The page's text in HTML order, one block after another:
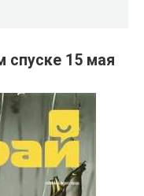
спуске 15 мая